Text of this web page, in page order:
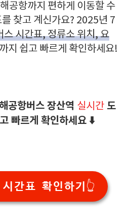
공항까지 편하게 이동할 수
찾고 계신가요? 2025년 7
스 시간표, 정류소 위치, 요
까지 쉽고 빠르게 확인하세요!
공항버스 장산역 실시간도
빠르게 확인하세요 ⬇️
간표 확인하기👆